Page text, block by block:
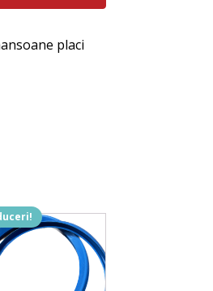
placi